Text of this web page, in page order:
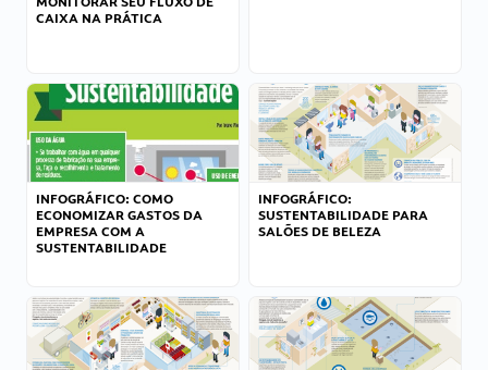
CAIXA NA PRÁTICA
INFOGRÁFICO: COMO
ECONOMIZAR GASTOS DA
EMPRESA COM A
SUSTENTABILIDADE
INFOGRÁFICO:
SUSTENTABILIDADE PARA
SALÕES DE BELEZA